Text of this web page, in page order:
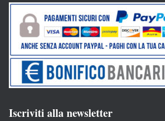
Iscriviti alla newsletter